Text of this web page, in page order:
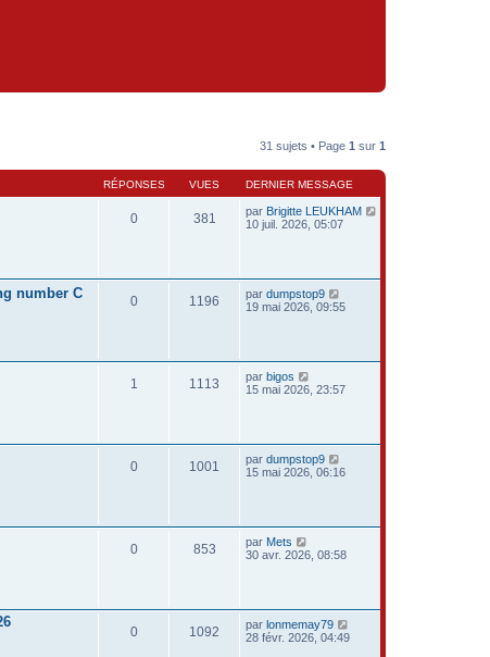
31 sujets • Page 1 sur 1
RÉPONSES VUES DERNIER MESSAGE
0 381 par Brigitte LEUKHAM
10 juil. 2026, 05:07
number C 0 1196 par dumpstop9
19 mai 2026, 09:55
1 1113 par bigos
15 mai 2026, 23:57
0 1001 par dumpstop9
15 mai 2026, 06:16
0 853 par Mets
30 avr. 2026, 08:58
0 1092 par lonmemay79
28 févr. 2026, 04:49